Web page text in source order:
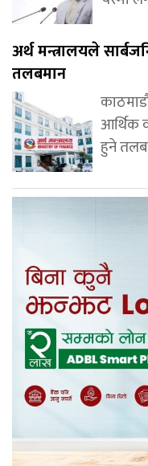
अर्थ मन्त्रालयले
तलबमान
आर्थिक
हुने